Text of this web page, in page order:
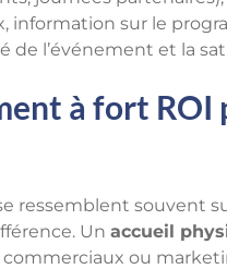
information sur le
l’événement et la
à fort ROI
ressemblent souvent
Un accueil
ou